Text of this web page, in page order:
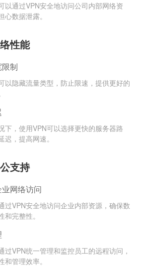
以通过VPN安全地访问公司内部网络资
心数据泄露。
性能
制
以隐藏流量类型，防止限速，提供更好的
下，使用VPN可以选择更快的服务器路
迟，提高网速。
支持
网络访问
过VPN安全地访问企业内部资源，确保数
和完整性。
过VPN统一管理和监控员工的远程访问，
和管理效率。